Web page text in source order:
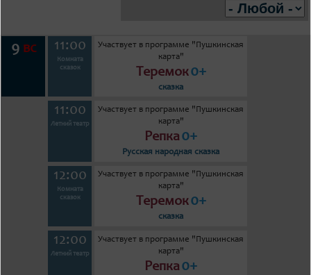
9вс 11:00
Комната
сказок
Участвует в программе "Пушкинская
карта"
Теремок0+
сказка
11:00
Летний театр
Участвует в программе "Пушкинская
карта"
Репка0+
Русская народная сказка
12:00
Комната
сказок
Участвует в программе "Пушкинская
карта"
Теремок0+
сказка
12:00
Летний театр
Участвует в программе "Пушкинская
карта"
Репка0+